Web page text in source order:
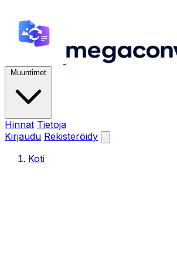
Muuntimet
Hinnat Tietoja
Kirjaudu Rekisteröidy
Koti